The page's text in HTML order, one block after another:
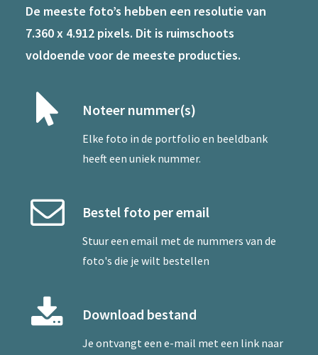
De meeste foto’s hebben een resolutie van
7.360 x 4.912 pixels. Dit is ruimschoots
voldoende voor de meeste producties.
Noteer nummer(s)
Elke foto in de portfolio en beeldbank
heeft een uniek nummer.
Bestel foto per email
Stuur een email met de nummers van de
foto's die je wilt bestellen
Download bestand
Je ontvangt een e-mail met een link naar